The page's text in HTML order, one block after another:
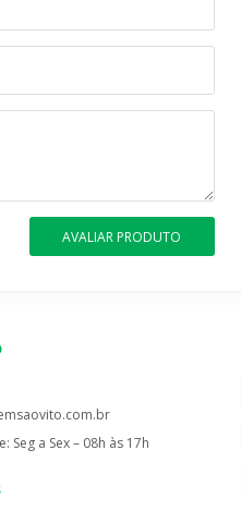
AVALIAR PRODUTO
Seg a Sex – 08h às 17h